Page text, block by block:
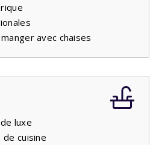
avec chaises
luxe
cuisine